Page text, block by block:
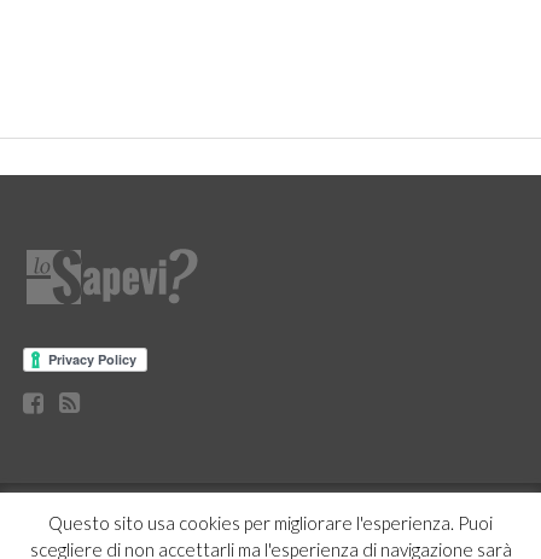
CASA E CUCINA
Questo sito usa cookies per migliorare l'esperienza. Puoi
scegliere di non accettarli ma l'esperienza di navigazione sarà